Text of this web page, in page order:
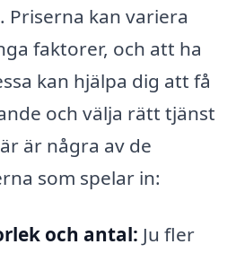
kan variera
faktorer, och att ha
kan hjälpa dig att få
och välja rätt tjänst
är några av de
som spelar in:
och antal: Ju fler